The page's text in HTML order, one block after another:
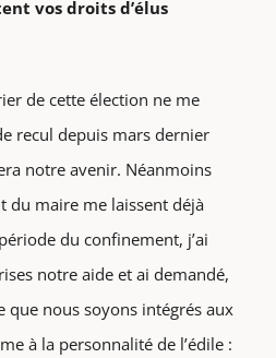
vos droits d’élus
de cette élection ne me
recul depuis mars dernier
notre avenir. Néanmoins
du maire me laissent déjà
du confinement, j’ai
notre aide et ai demandé,
que nous soyons intégrés aux
à la personnalité de l’édile :